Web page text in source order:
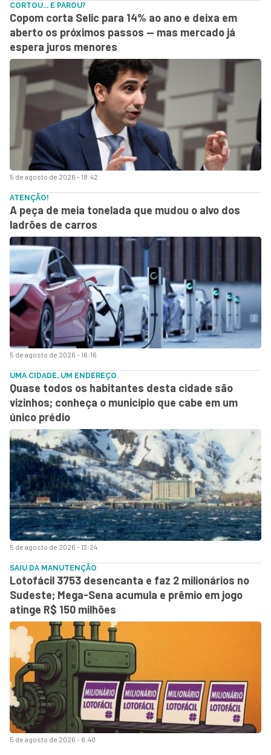
5 de agosto de 2026 - 18:42
CORTOU... E PAROU?
Copom corta Selic para 14% ao ano e deixa em
aberto os próximos passos — mas mercado já
espera juros menores
5 de agosto de 2026 - 16:16
ATENÇÃO!
A peça de meia tonelada que mudou o alvo dos
ladrões de carros
5 de agosto de 2026 - 13:24
UMA CIDADE, UM ENDEREÇO
Quase todos os habitantes desta cidade são
vizinhos; conheça o município que cabe em um
único prédio
5 de agosto de 2026 - 6:40
SAIU DA MANUTENÇÃO
Lotofácil 3753 desencanta e faz 2 milionários no
Sudeste; Mega-Sena acumula e prêmio em jogo
atinge R$ 150 milhões